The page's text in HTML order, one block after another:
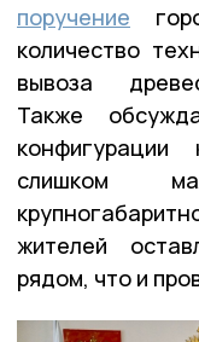
поручение
количество
вывоза
Также
слишком
жителей
рядом, что и